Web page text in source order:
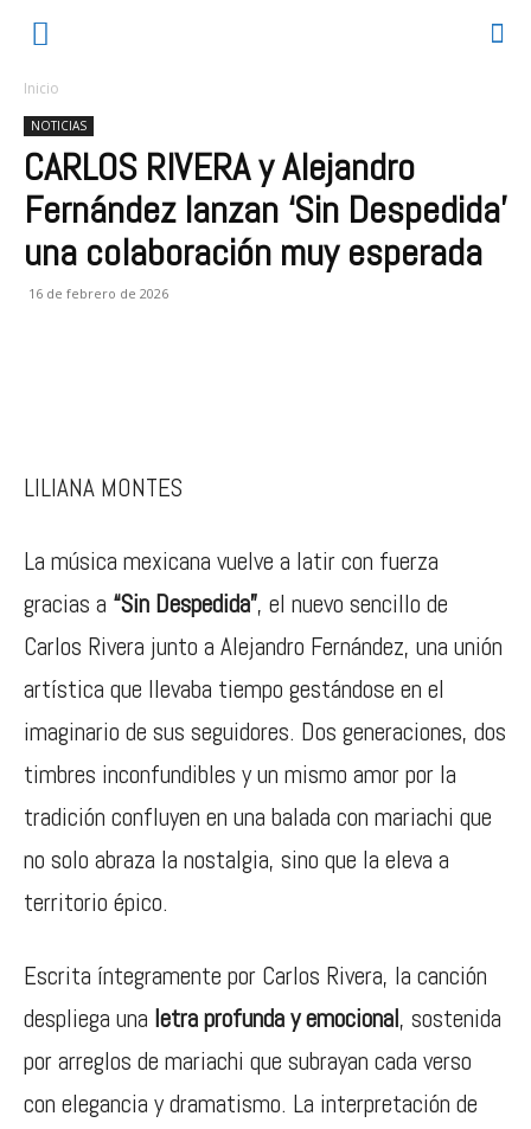
Inicio
NOTICIAS
CARLOS RIVERA y Alejandro
Fernández lanzan ‘Sin Despedida’
una colaboración muy esperada
16 de febrero de 2026
LILIANA MONTES
La música mexicana vuelve a latir con fuerza
gracias a “Sin Despedida”, el nuevo sencillo de
Carlos Rivera junto a Alejandro Fernández, una unión
artística que llevaba tiempo gestándose en el
imaginario de sus seguidores. Dos generaciones, dos
timbres inconfundibles y un mismo amor por la
tradición confluyen en una balada con mariachi que
no solo abraza la nostalgia, sino que la eleva a
territorio épico.
Escrita íntegramente por Carlos Rivera, la canción
despliega una letra profunda y emocional, sostenida
por arreglos de mariachi que subrayan cada verso
con elegancia y dramatismo. La interpretación de